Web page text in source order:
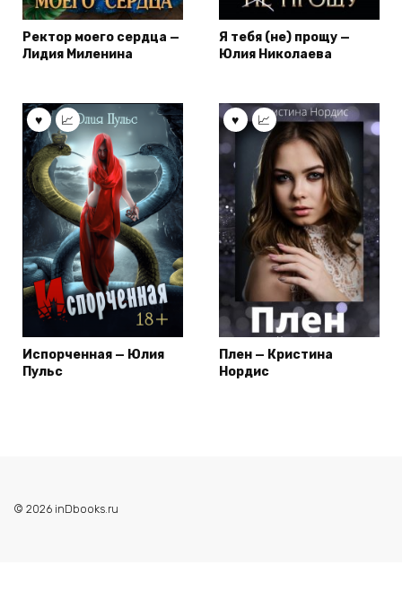
Ректор моего сердца —
Лидия Миленина
Я тебя (не) прощу —
Юлия Николаева
Испорченная — Юлия
Пульс
Плен — Кристина
Нордис
© 2026 inDbooks.ru